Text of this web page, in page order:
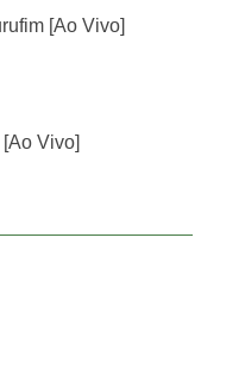
[Ao Vivo]
Vivo]